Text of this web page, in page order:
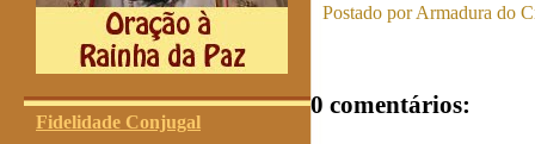
Fidelidade Conjugal
Postado porArmadura do
0 comentários: